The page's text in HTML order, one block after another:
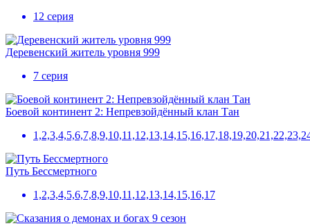
12 серия
Деревенский житель уровня 999
7 серия
Боевой континент 2: Непревзойдённый клан Тан
Путь Бессмертного
1,2,3,4,5,6,7,8,9,10,11,12,13,14,15,16,17